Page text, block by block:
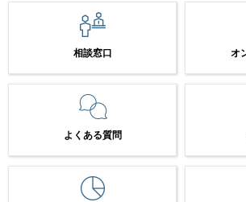
相談窓口 オ
よくある質問